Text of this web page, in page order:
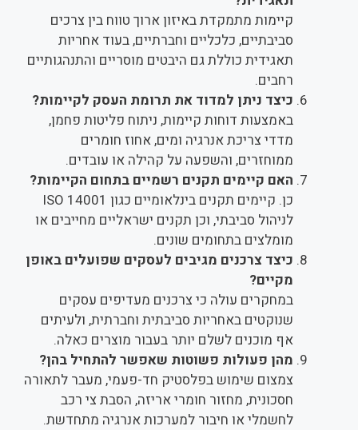
קיימות מתמקדת באיזון ארוך טווח בין צרכים
סביבתיים, כלכליים וחברתיים, בעוד אחריות
תאגידית כוללת גם היבטים מוסריים והתנהגותיים
רחבים.
כיצד ניתן למדוד את תרומת העסק לקיימות?
באמצעות דוחות קיימות, ניתוח פליטות פחמן,
מדדי צריכת אנרגיה ומים, אחוז חומרים
ממוחזרים, והשפעה על קהילה או עובדים.
האם קיימים תקנים רשמיים בתחום הקיימות?
כן. קיימים תקנים בינלאומיים כגון ISO 14001
לניהול סביבתי, וכן תקנים ישראליים מחייבים או
מומלצים בתחומים שונים.
כיצד צרכנים מגיבים לעסקים שפועלים באופן
מקיים?
במחקרים עולה כי צרכנים מעדיפים עסקים
שנוקטים באחריות סביבתית וחברתית, ולעיתים
אף מוכנים לשלם יותר בעבור מוצרים כאלה.
מהן פעולות פשוטות שאפשר להתחיל בהן?
צמצום שימוש בפלסטיק חד-פעמי, מעבר לתאורה
חסכונית, מחזור חומרי אריזה, הסבת צי רכב
לחשמלי או חיבור למערכות אנרגיה מתחדשת.